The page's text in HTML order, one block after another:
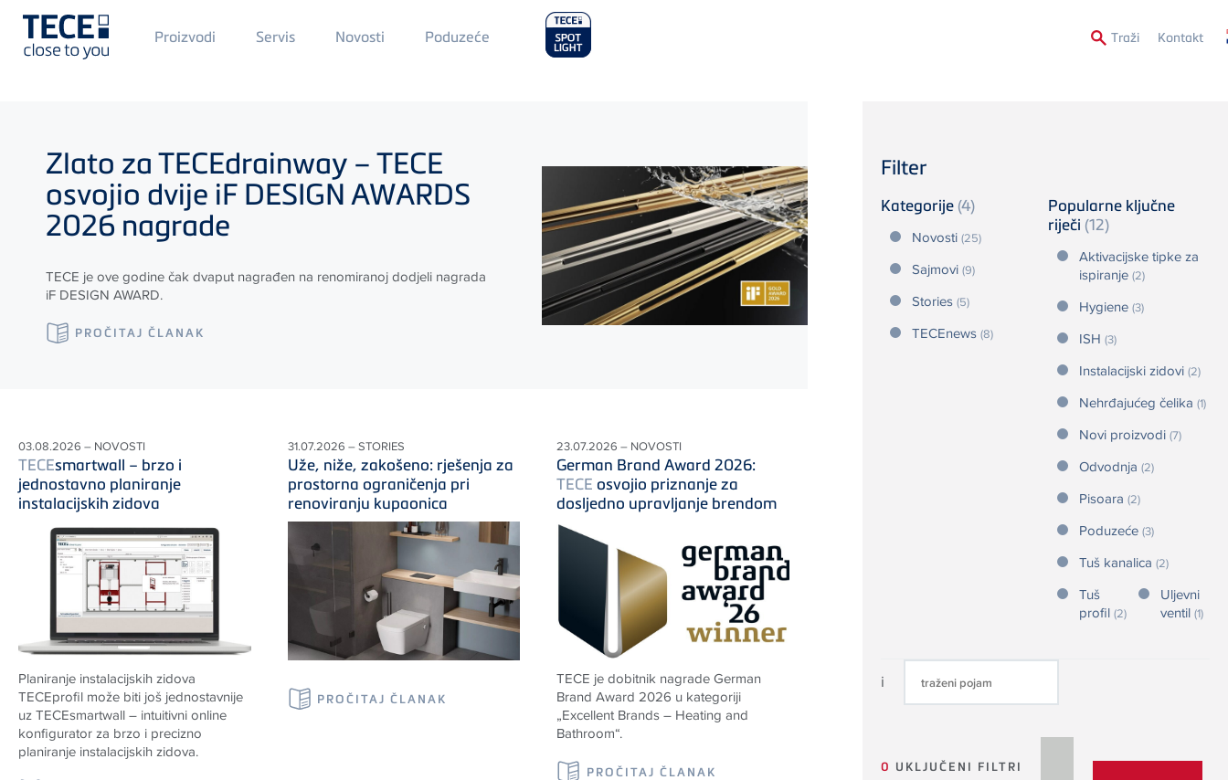
Main
Menü
Proizvodi Servis Novosti Main
Menu
Poduzeće Traži Kontakt
Filter
Kategorije (4)
Novosti (25)
Sajmovi (9)
Stories (5)
TECEnews (8)
Popularne ključne
riječi (12)
Aktivacijske tipke za
ispiranje (2)
Hygiene (3)
ISH (3)
Instalacijski zidovi (2)
Nehrđajućeg čelika (1)
Novi proizvodi (7)
Odvodnja (2)
Pisoara (2)
Poduzeće (3)
Tuš kanalica (2)
Tuš
profil (2)
Uljevni
ventil (1)
i
0 UKLJUČENI FILTRI
Zlato zaTECEdrainway –TECE
osvojio dvije iF DESIGN AWARDS
2026 nagrade
TECE je ove godine čak dvaput nagrađen na renomiranoj dodjeli nagrada
iF DESIGN AWARD.
PROČITAJ ČLANAK
03.08.2026 – NOVOSTI
TECEsmartwall – brzo i
jednostavno planiranje
instalacijskih zidova
Planiranje instalacijskih zidova
TECEprofil može biti još jednostavnije
uz TECEsmartwall – intuitivni online
konfigurator za brzo i precizno
planiranje instalacijskih zidova.
31.07.2026 – STORIES
Uže, niže, zakošeno: rješenja za
prostorna ograničenja pri
renoviranju kupaonica
PROČITAJ ČLANAK
23.07.2026 – NOVOSTI
German Brand Award 2026:
TECE osvojio priznanje za
dosljedno upravljanje brendom
TECE je dobitnik nagrade German
Brand Award 2026 u kategoriji
„Excellent Brands – Heating and
Bathroom“.
PROČITAJ ČLANAK